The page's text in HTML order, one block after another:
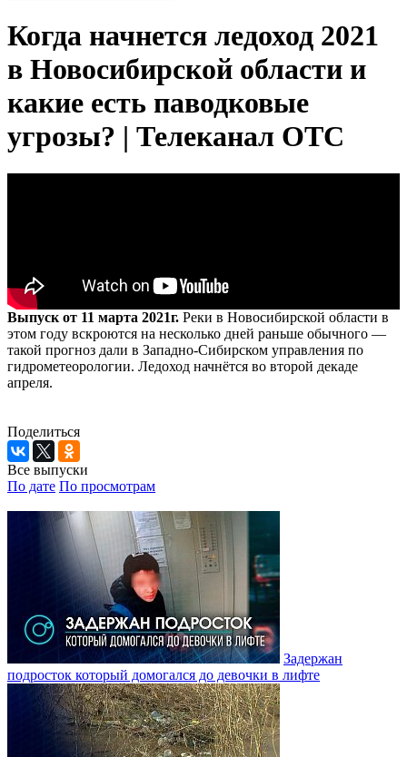
Когда начнется ледоход 2021
в Новосибирской области и
какие есть паводковые
угрозы? | Телеканал ОТС
Выпуск от 11 марта 2021г. Реки в Новосибирской области в
этом году вскроются на несколько дней раньше обычного —
такой прогноз дали в Западно-Сибирском управления по
гидрометеорологии. Ледоход начнётся во второй декаде
апреля.
Поделиться
Все выпуски
По дате По просмотрам
Задержан
подросток который домогался до девочки в лифте